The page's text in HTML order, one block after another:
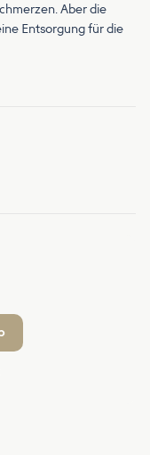
Aber die
Entsorgung für die